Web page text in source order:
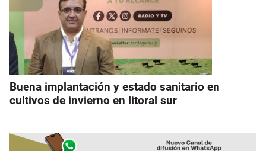
Buena implantación y estado sanitario en
cultivos de invierno en litoral sur